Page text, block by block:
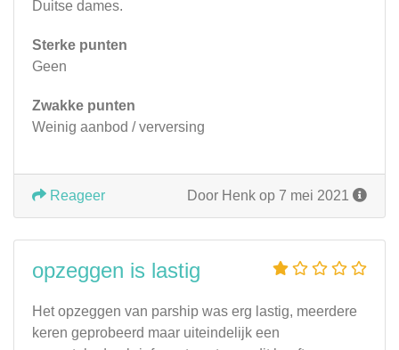
Duitse dames.
Sterke punten
Geen
Zwakke punten
Weinig aanbod / verversing
Door Henk op 7 mei 2021
Reageer
opzeggen is lastig
Het opzeggen van parship was erg lastig, meerdere
keren geprobeerd maar uiteindelijk een